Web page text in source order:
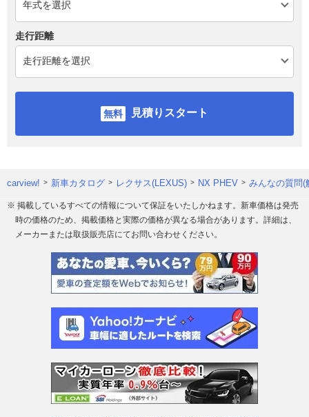
走行距離
見積りスタート
carview! 新車カタログ レクサス(LEXUS) NX PHEV みんなの質問(
※ 掲載しているすべての情報について保証をいたしかねます。新車価格は発売
時の価格のため、掲載価格と実際の価格が異なる場合があります。詳細は、
メーカーまたは取扱販売店にてお問い合わせください。